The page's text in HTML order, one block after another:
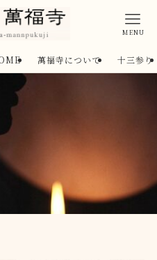
MENU
萬福寺について 十三参り